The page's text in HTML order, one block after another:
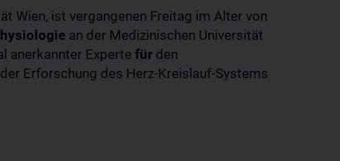
Wien, ist vergangenen Freitag im Alter von
an der Medizinischen Universität
anerkannter Experte für den
Erforschung des Herz-Kreislauf-Systems